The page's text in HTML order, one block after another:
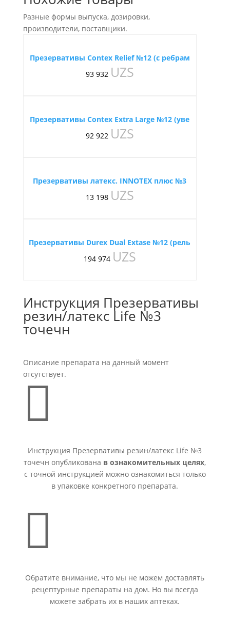
Разные формы выпуска, дозировки,
производители, поставщики.
Презервативы Contex Relief №12 (с ребрам
93 932 UZS
Презервативы Contex Extra Large №12 (уве
92 922 UZS
Презервативы латекс. INNOTEX плюс №3
13 198 UZS
Презервативы Durex Dual Extase №12 (рель
194 974 UZS
Инструкция Презервативы
резин/латекс Life №3
точечн
Описание препарата на данный момент
отсутствует.

Инструкция Презервативы резин/латекс Life №3
точечн опубликована в ознакомительных целях,
с точной инструкцией можно ознакомиться только
в упаковке конкретного препарата.

Обратите внимание, что мы не можем доставлять
рецептурные препараты на дом. Но вы всегда
можете забрать их в наших аптеках.